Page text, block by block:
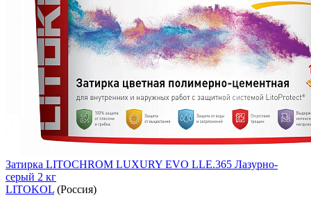
Затирка LITOCHROM LUXURY EVO LLE.365 Лазурно-
серый 2 кг
LITOKOL (Россия)